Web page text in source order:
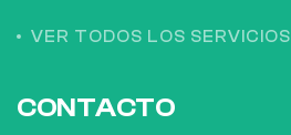
VER TODOS LOS SERVICIOS
CONTACTO